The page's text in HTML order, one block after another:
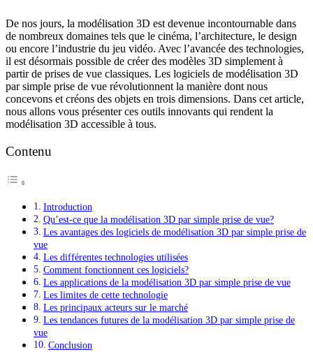
De nos jours, la modélisation 3D est devenue incontournable dans
de nombreux domaines tels que le cinéma, l’architecture, le design
ou encore l’industrie du jeu vidéo. Avec l’avancée des technologies,
il est désormais possible de créer des modèles 3D simplement à
partir de prises de vue classiques. Les logiciels de modélisation 3D
par simple prise de vue révolutionnent la manière dont nous
concevons et créons des objets en trois dimensions. Dans cet article,
nous allons vous présenter ces outils innovants qui rendent la
modélisation 3D accessible à tous.
Contenu
Introduction
Qu’est-ce que la modélisation 3D par simple prise de vue?
Les avantages des logiciels de modélisation 3D par simple prise de
vue
Les différentes technologies utilisées
Comment fonctionnent ces logiciels?
Les applications de la modélisation 3D par simple prise de vue
Les limites de cette technologie
Les principaux acteurs sur le marché
Les tendances futures de la modélisation 3D par simple prise de
vue
Conclusion